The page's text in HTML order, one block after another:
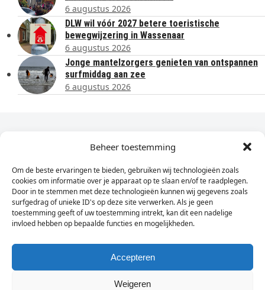
Beheer toestemming
Om de beste ervaringen te bieden, gebruiken wij technologieën zoals
cookies om informatie over je apparaat op te slaan en/of te raadplegen.
Door in te stemmen met deze technologieën kunnen wij gegevens zoals
surfgedrag of unieke ID's op deze site verwerken. Als je geen
toestemming geeft of uw toestemming intrekt, kan dit een nadelige
invloed hebben op bepaalde functies en mogelijkheden.
Accepteren
Weigeren
6 augustus 2026
DLW wil vóór 2027 betere toeristische
bewegwijzering in Wassenaar
6 augustus 2026
Jonge mantelzorgers genieten van ontspannen
surfmiddag aan zee
6 augustus 2026
Dagelijks het laatste nieuws in je e-mail?
Vul
hier
je
e-
mailadres
in
Sign Up